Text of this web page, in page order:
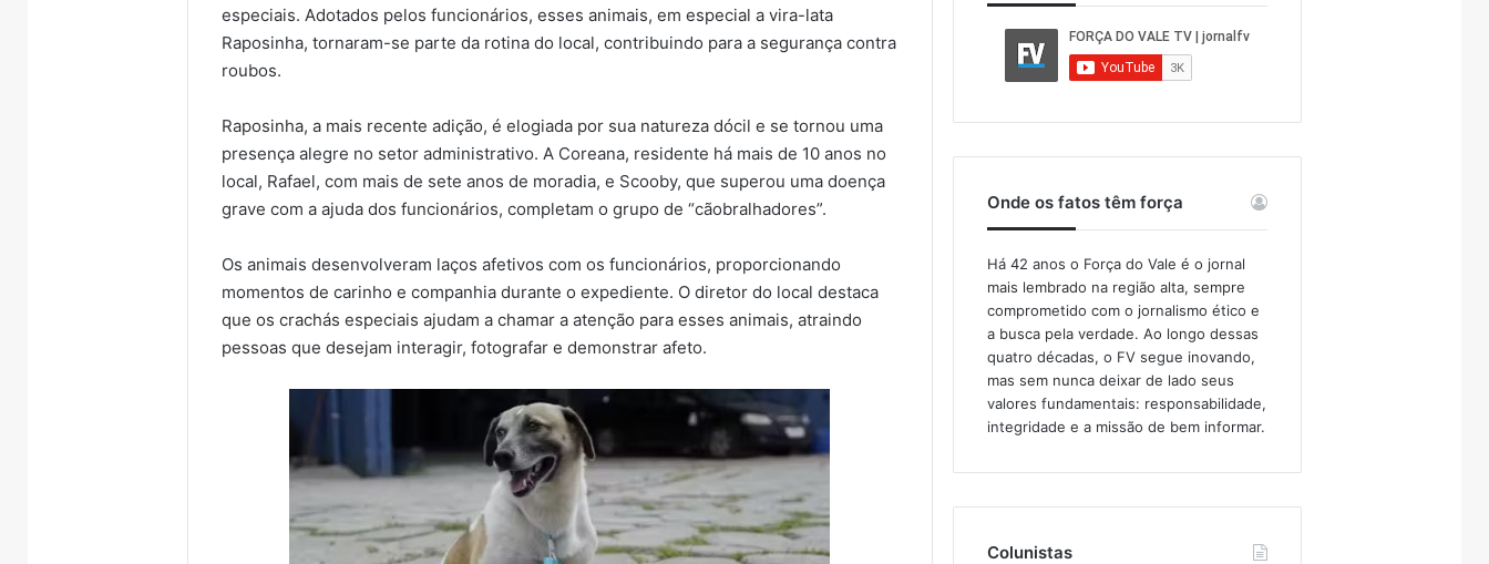
especiais. Adotados pelos funcionários, esses animais, em especial a vira-lata
Raposinha, tornaram-se parte da rotina do local, contribuindo para a segurança contra
roubos.
Raposinha, a mais recente adição, é elogiada por sua natureza dócil e se tornou uma
presença alegre no setor administrativo. A Coreana, residente há mais de 10 anos no
local, Rafael, com mais de sete anos de moradia, e Scooby, que superou uma doença
grave com a ajuda dos funcionários, completam o grupo de “cãobralhadores”.
Os animais desenvolveram laços afetivos com os funcionários, proporcionando
momentos de carinho e companhia durante o expediente. O diretor do local destaca
que os crachás especiais ajudam a chamar a atenção para esses animais, atraindo
pessoas que desejam interagir, fotografar e demonstrar afeto.
Onde os fatos têm força
Há 42 anos o Força do Vale é o jornal
mais lembrado na região alta, sempre
comprometido com o jornalismo ético e
a busca pela verdade. Ao longo dessas
quatro décadas, o FV segue inovando,
mas sem nunca deixar de lado seus
valores fundamentais: responsabilidade,
integridade e a missão de bem informar.​
Colunistas